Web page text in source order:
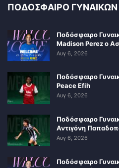
ΠΟΔΟΣΦΑΙΡΟ ΓΥΝΑΙΚΩΝ
Ποδόσφαιρο
Madison Perez ο
Αυγ 6, 2026
Ποδόσφαιρο
Peace Efih
Αυγ 6, 2026
Ποδόσφαιρο
Αντιγόνη
Αυγ 6, 2026
Ποδόσφαιρο